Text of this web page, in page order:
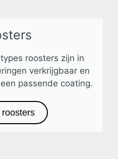
roosters zijn in
verkrijgbaar en
passende coating.
roosters